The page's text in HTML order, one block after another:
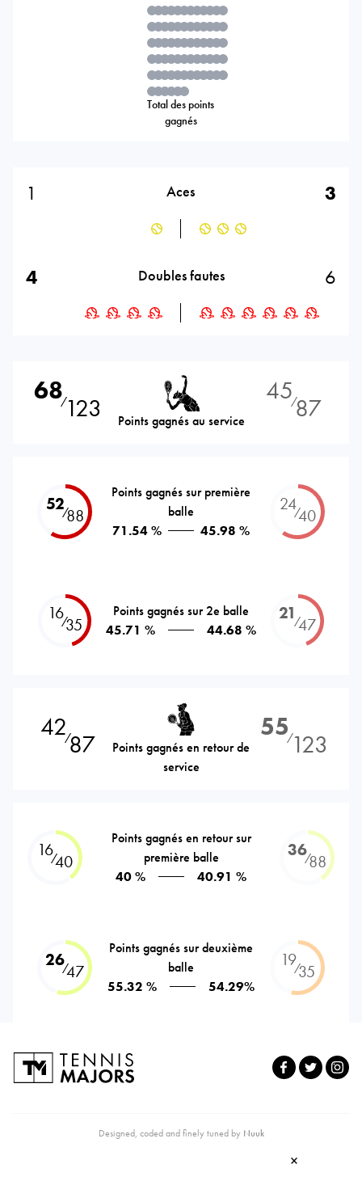
Total des points
gagnés
1 Aces 3
4 Doubles fautes 6
68⁄123 Points gagnés au service
45⁄87
52⁄88
Points gagnés sur première
balle
71.54 %
45.98 %
24⁄40
16⁄35
Points gagnés sur 2e balle
45.71 %
44.68 %
21⁄47
42⁄87
Points gagnés en retour de
service
55⁄123
16⁄40
Points gagnés en retour sur
première balle
40 %
40.91 %
36⁄88
26⁄47
Points gagnés sur deuxième
balle
55.32 %
54.29%
19⁄35
Designed, coded and finely tuned by Nuuk
×